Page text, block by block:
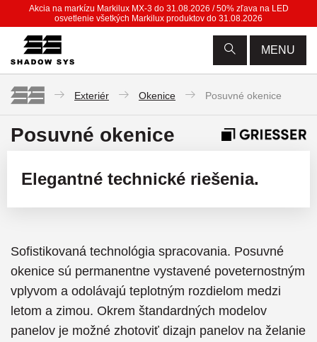
Akcia na markízu Markilux MX-3 do 31.08.2026 / 50% zľava na LED
osvetlenie všetkých Markilux produktov do 31.08.2026
MENU
Exteriér Okenice Posuvné okenice
Posuvné okenice
Elegantné technické riešenia.
Sofistikovaná technológia spracovania. Posuvné
okenice sú permanentne vystavené poveternostným
vplyvom a odolávajú teplotným rozdielom medzi
letom a zimou. Okrem štandardných modelov
panelov je možné zhotoviť dizajn panelov na želanie